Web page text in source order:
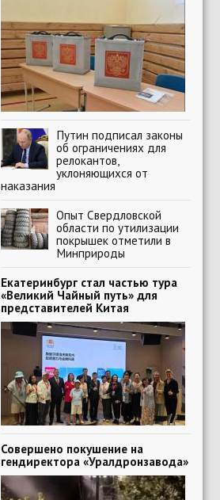
Путин подписал законы
об ограничениях для
релокантов,
уклоняющихся от
наказания
Опыт Свердловской
области по утилизации
покрышек отметили в
Минприроды
Екатеринбург стал частью тура
«Великий Чайный путь» для
представителей Китая
Совершено покушение на
гендиректора «Уралдронзавода»